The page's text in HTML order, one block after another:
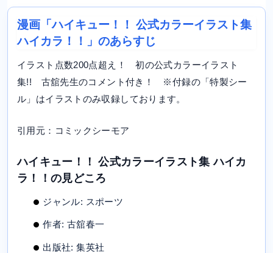
漫画「ハイキュー！！ 公式カラーイラスト集
ハイカラ！！」のあらすじ
イラスト点数200点超え！ 初の公式カラーイラスト
集!! 古舘先生のコメント付き！ ※付録の「特製シー
ル」はイラストのみ収録しております。
引用元：コミックシーモア
ハイキュー！！ 公式カラーイラスト集 ハイカ
ラ！！の見どころ
ジャンル: スポーツ
作者: 古舘春一
出版社: 集英社